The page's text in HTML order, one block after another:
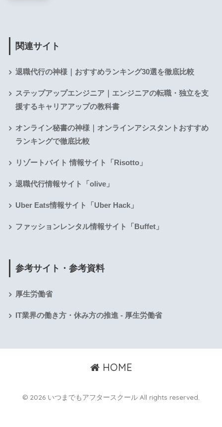
関連サイト
退職代行の神様｜おすすめランキング30選を徹底比較
ステップアップエンジニア｜エンジニアの転職・独立を支
援するキャリアアップの教科書
オンライン秘書の神様｜オンラインアシスタントおすすめ
ランキングで徹底比較
リゾートバイト 情報サイト「Risotto」
退職代行情報サイト「olive」
Uber Eats情報サイト「Uber Hack」
ファッションレンタル情報サイト「Buffet」
参考サイト・参考資料
厚生労働省
IT業界の働き方・休み方の推進 - 厚生労働省
HOME
© 2026 いつまでもアフタースクール All rights reserved.